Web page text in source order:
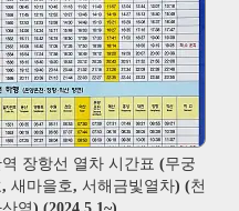
역 장항선 열차 시간표 (무궁
새마을호, 서해금빛열차) (천